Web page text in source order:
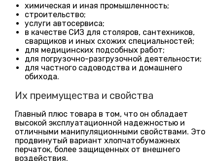
химическая и иная промышленность;
строительство;
услуги автосервиса;
в качестве СИЗ для столяров, сантехников,
сварщиков и иных схожих специальностей;
для медицинских подсобных работ;
для погрузочно-разгрузочной деятельности;
для частного садоводства и домашнего
обихода.
Их преимущества и свойства
Главный плюс товара в том, что он обладает
высокой эксплуатационной надежностью и
отличными манипуляционными свойствами. Это
продвинутый вариант хлопчатобумажных
перчаток, более защищенных от внешнего
воздействия.